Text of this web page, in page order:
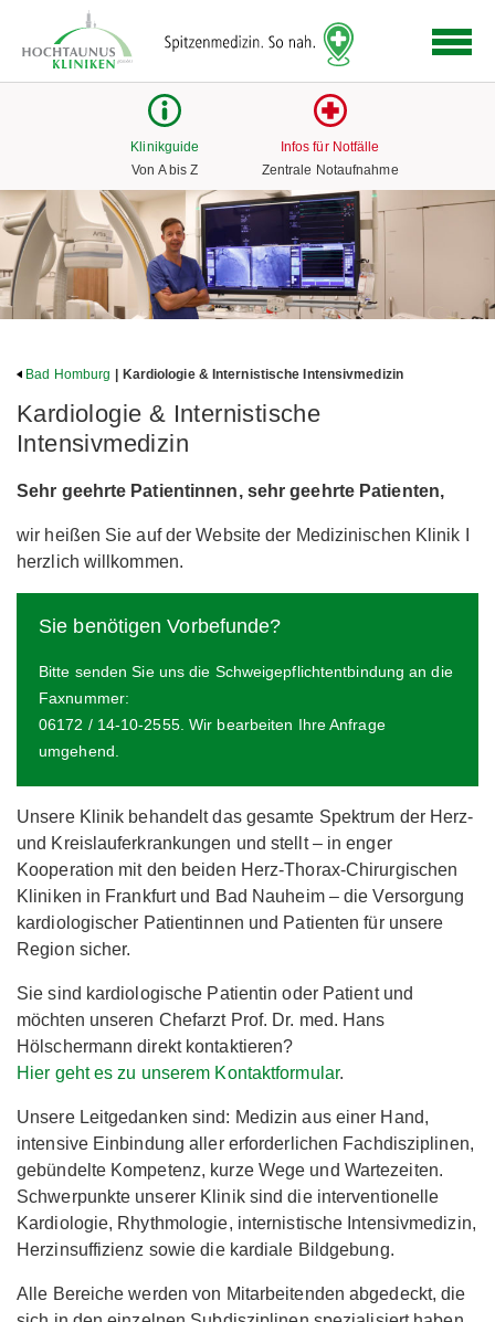
Link
zur
Startseite
Klinikguide
Von A bis Z
Infos für Notfälle
Zentrale Notaufnahme
Bad Homburg | Kardiologie & Internistische Intensivmedizin
Kardiologie & Internistische
Intensivmedizin
Sehr geehrte Patientinnen, sehr geehrte Patienten,
wir heißen Sie auf der Website der Medizinischen Klinik I
herzlich willkommen.
Sie benötigen Vorbefunde?
Bitte senden Sie uns die Schweigepflichtentbindung an die
Faxnummer:
06172 / 14-10-2555. Wir bearbeiten Ihre Anfrage
umgehend.
Unsere Klinik behandelt das gesamte Spektrum der Herz-
und Kreislauferkrankungen und stellt – in enger
Kooperation mit den beiden Herz-Thorax-Chirurgischen
Kliniken in Frankfurt und Bad Nauheim – die Versorgung
kardiologischer Patientinnen und Patienten für unsere
Region sicher.
Sie sind kardiologische Patientin oder Patient und
möchten unseren Chefarzt Prof. Dr. med. Hans
Hölschermann direkt kontaktieren?
Hier geht es zu unserem Kontaktformular.
Unsere Leitgedanken sind: Medizin aus einer Hand,
intensive Einbindung aller erforderlichen Fachdisziplinen,
gebündelte Kompetenz, kurze Wege und Wartezeiten.
Schwerpunkte unserer Klinik sind die interventionelle
Kardiologie, Rhythmologie, internistische Intensivmedizin,
Herzinsuffizienz sowie die kardiale Bildgebung.
Alle Bereiche werden von Mitarbeitenden abgedeckt, die